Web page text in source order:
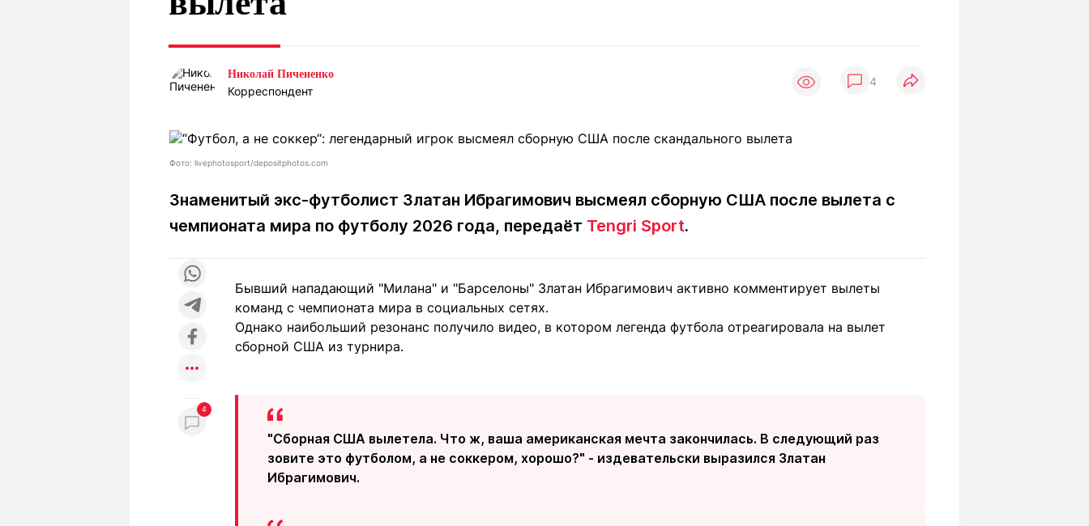
Статьи
Рейтинги
Выгодно
Маршруты
+7 (777) 001 44 99
Николай Пичененко
Корреспондент
4
Фото: livephotosport/depositphotos.com
Знаменитый экс-футболист Златан Ибрагимович высмеял сборную США после вылета с
чемпионата мира по футболу 2026 года, передаёт Tengri Sport.
4
Бывший нападающий "Милана" и "Барселоны" Златан Ибрагимович активно комментирует вылеты
команд с чемпионата мира в социальных сетях.
Однако наибольший резонанс получило видео, в котором легенда футбола отреагировала на вылет
сборной США из турнира.
"Сборная США вылетела. Что ж, ваша американская мечта закончилась. В следующий раз
зовите это футболом, а не соккером, хорошо?" - издевательски выразился Златан
Ибрагимович.